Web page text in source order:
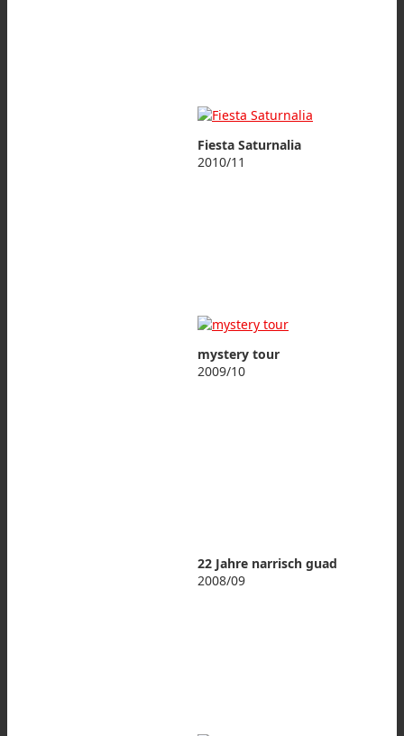
Fiesta Saturnalia
2010/11
mystery tour
2009/10
22 Jahre narrisch guad
2008/09